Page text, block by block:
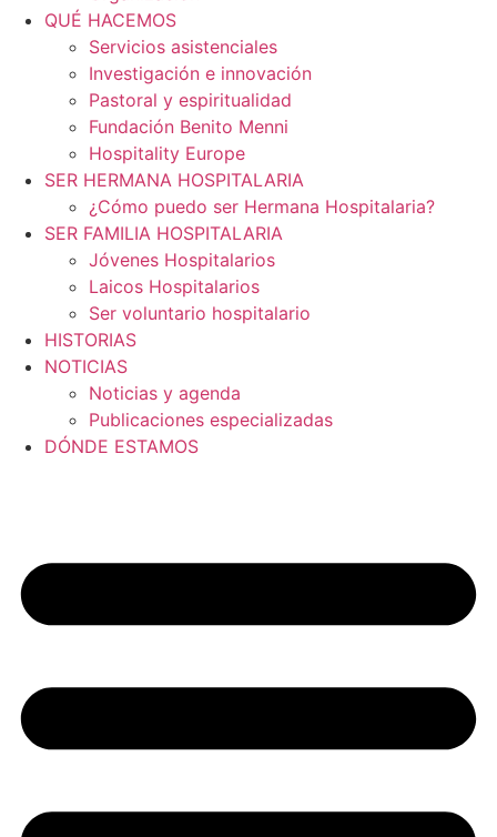
QUÉ HACEMOS
Servicios asistenciales
Investigación e innovación
Pastoral y espiritualidad
Fundación Benito Menni
Hospitality Europe
SER HERMANA HOSPITALARIA
¿Cómo puedo ser Hermana Hospitalaria?
SER FAMILIA HOSPITALARIA
Jóvenes Hospitalarios
Laicos Hospitalarios
Ser voluntario hospitalario
HISTORIAS
NOTICIAS
Noticias y agenda
Publicaciones especializadas
DÓNDE ESTAMOS